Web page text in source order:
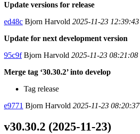
Update versions for release
ed48c Bjorn Harvold 2025-11-23 12:39:43
Update for next development version
95c9fBjorn Harvold 2025-11-23 08:21:08
Merge tag ‘30.30.2’ into develop
Tag release
e9771 Bjorn Harvold 2025-11-23 08:20:37
v30.30.2 (2025-11-23)